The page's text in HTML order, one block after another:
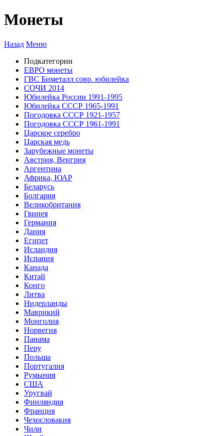
Монеты
Назад Меню
Подкатегории
ЕВРО монеты
ГВС Биметалл совр. юбилейка
СОЧИ 2014
Юбилейка России 1991-1995
Юбилейка СССР 1965-1991
Погодовка СССР 1921-1957
Погодовка СССР 1961-1991
Царское серебро
Царская медь
Зарубежные монеты
Австрия, Венгрия
Аргентина
Африка, ЮАР
Беларусь
Болгария
Великобритания
Гвинея
Германия
Дания
Египет
Исландия
Испания
Канада
Китай
Конго
Литва
Нидерланды
Маврикий
Монголия
Норвегия
Панама
Перу
Польша
Португалия
Румыния
США
Уругвай
Финляндия
Франция
Чехословакия
Чили